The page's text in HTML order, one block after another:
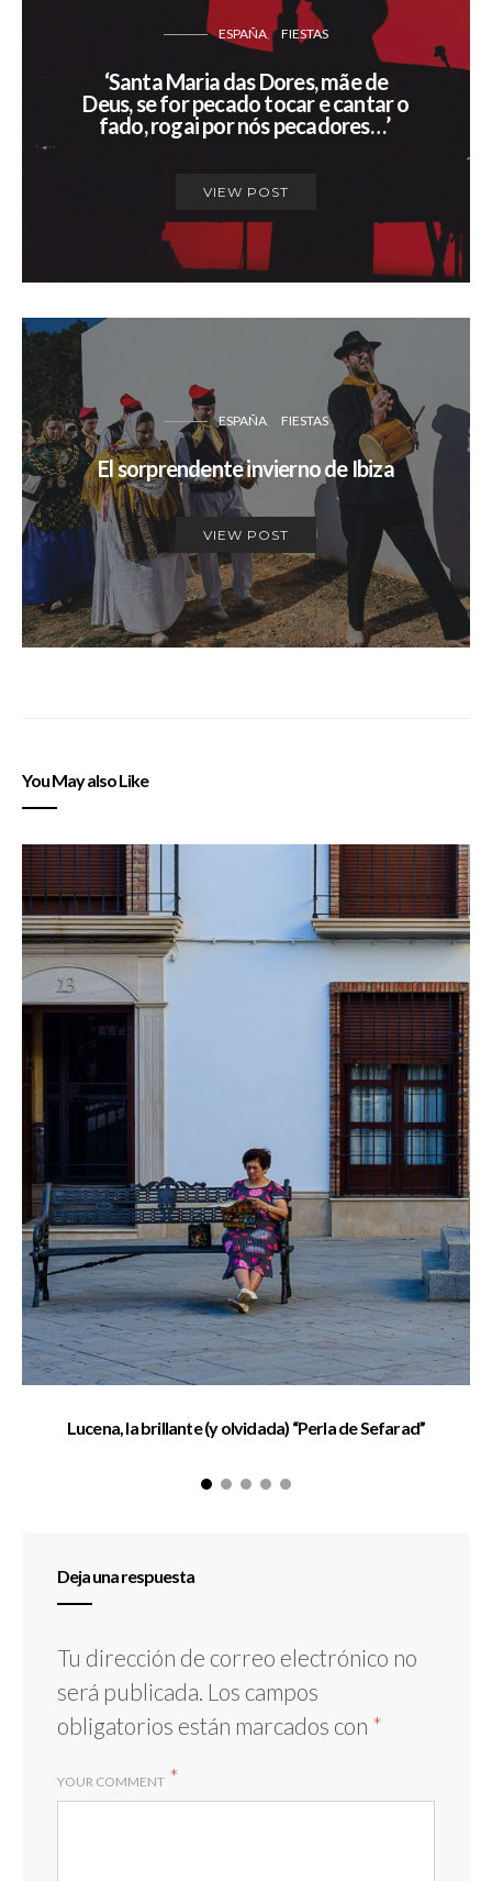
ESPAÑA FIESTAS
‘Santa Maria das Dores, mãe de
Deus, se for pecado tocar e cantar o
fado, rogai por nós pecadores…’
VIEW POST
ESPAÑA FIESTAS
El sorprendente invierno de Ibiza
VIEW POST
You May also Like
Lucena, la brillante (y olvidada) “Perla de Sefarad”
Deja una respuesta
Tu dirección de correo electrónico no
será publicada. Los campos
obligatorios están marcados con *
YOUR COMMENT *